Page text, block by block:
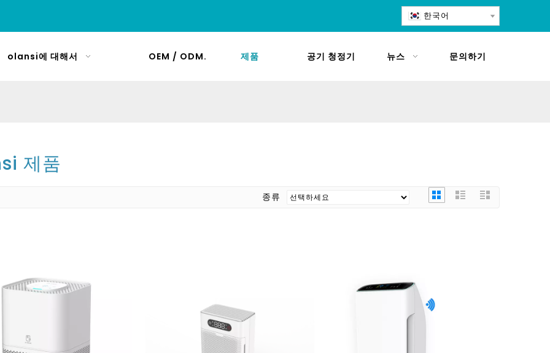
한국어
olansi에 대해서 OEM / ODM. 제품 공기 청정기 뉴스 문의하기
제품
종류